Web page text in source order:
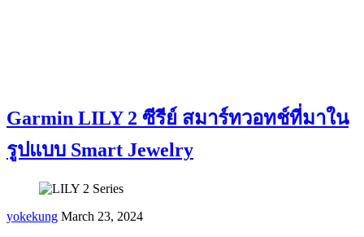
Garmin LILY 2 ซีรีย์ สมาร์ทวอทช์ที่มาใน
รูปแบบ Smart Jewelry
yokekung March 23, 2024